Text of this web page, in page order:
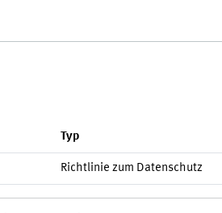
Typ
Richtlinie zum Datenschutz